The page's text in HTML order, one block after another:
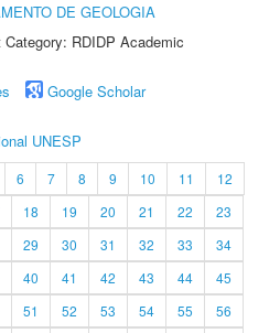
DE GEOLOGIA
RDIDP Academic
Google Scholar
UNESP
6 7 8 9 10 11
12
18 19 20 21 22
23
29 30 31 32 33
34
40 41 42 43 44
45
51 52 53 54 55
56